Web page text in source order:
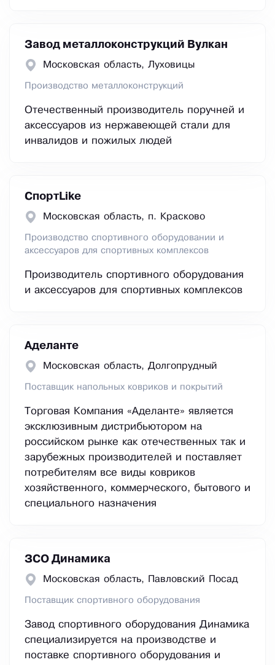
Завод металлоконструкций Вулкан
Московская область, Луховицы
Производство металлоконструкций
Отечественный производитель поручней и
аксессуаров из нержавеющей стали для
инвалидов и пожилых людей
СпортLike
Московская область, п. Красково
Производство спортивного оборудовании и
аксессуаров для спортивных комплексов
Производитель спортивного оборудования
и аксессуаров для спортивных комплексов
Аделанте
Московская область, Долгопрудный
Поставщик напольных ковриков и покрытий
Торговая Компания «Аделанте» является
эксклюзивным дистрибьютором на
российском рынке как отечественных так и
зарубежных производителей и поставляет
потребителям все виды ковриков
хозяйственного, коммерческого, бытового и
специального назначения
ЗСО Динамика
Московская область, Павловский Посад
Поставщик спортивного оборудования
Завод спортивного оборудования Динамика
специализируется на производстве и
поставке спортивного оборудования и